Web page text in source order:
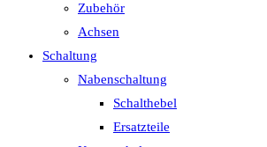
Zubehör
Achsen
Schaltung
Nabenschaltung
Schalthebel
Ersatzteile